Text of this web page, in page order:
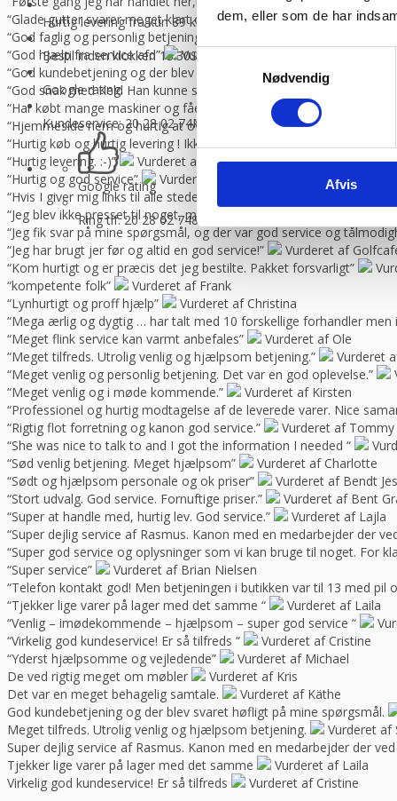
dem, eller som de har
Samtykkevalg
Nødvendig
Afvis
Hurtig levering fra kun 89 kr.
Vi sender med GLS og Danske
Bestil inden klokken 13.30Så sender vi lagervarer samme dag
Google rating:
Kundeservice: 20 28 02 74Man-torsdag 08:30 – 16.00, fredag
Google rating
Ring tlf. 20 28 02 748-16.30 (fre 8-13.30)
“Glade gutter svarer meget klart og for gjort det arb, de lover med
“God faglig og personlig betjening.”
“God hjælp fra service afd”
Vurderet af Benny
“God kundebetjening og der blev svaret høfligt på mine spørgsmål.”
“God snak med Keld Han kunne svare på hvad jeg havde spørgsmål
“Har købt mange maskiner og fået god hjælp når der har været
“Hjemmeside nem og hurtig at overskue samt hurtig betjening”
“Hurtig køb og hurtig levering ! Ikke så meget pjat “
“Hurtig levering. :-)”
Vurderet af Birgitte Andersen
“Hurtig og god service”
Vurderet af Build consult Ivs
“Hvis I giver mig links til alle steder, hvor jeg kan rose jer til
“Jeg blev ikke presset til noget, men fik nogle seriøse svar på mine
“Jeg fik svar på mine spørgsmål, og der var god service og
“Jeg har brugt jer før og altid en god service!”
Vurderet af
“Kom hurtigt og er præcis det jeg bestilte. Pakket forsvarligt”
“kompetente folk”
Vurderet af Frank
“Lynhurtigt og proff hjælp”
Vurderet af Christina
“Mega ærlig og dygtig … har talt med 10 forskellige forhandler men
“Meget flink service kan varmt anbefales”
Vurderet af Ole
“Meget tilfreds. Utrolig venlig og hjælpsom betjening.”
Vurderet
“Meget venlig og personlig betjening. Det var en god oplevelse.”
“Meget venlig og i møde kommende.”
Vurderet af Kirsten
“Professionel og hurtig modtagelse af de leverede varer. Nice
“Rigtig flot forretning og kanon god service.”
Vurderet af
“She was nice to talk to and I got the information I needed “
“Sød venlig betjening. Meget hjælpsom”
Vurderet af Charlotte
“Sødt og hjælpsom personale og ok priser”
Vurderet af Bendt
“Stort udvalg. God service. Fornuftige priser.”
Vurderet af Bent
“Super at handle med, hurtig lev. God service.”
Vurderet af Lajla
“Super dejlig service af Rasmus. Kanon med en medarbejder der
“Super god service og oplysninger som vi kan bruge til noget. For
“Super service”
Vurderet af Brian Nielsen
“Telefon kontakt god! Men betjeningen i butikken var til 13 med
“Tjekker lige varer på lager med det samme “
Vurderet af Laila
“Venlig – imødekommende – hjælpsom – super god service “
“Virkelig god kundeservice! Er så tilfreds “
Vurderet af Cristine
“Yderst hjælpsomme og vejledende”
Vurderet af Michael
De ved rigtig meget om møbler
Vurderet af Kris
Det var en meget behagelig samtale.
Vurderet af Käthe
God kundebetjening og der blev svaret høfligt på mine spørgsmål.
Meget tilfreds. Utrolig venlig og hjælpsom betjening.
Vurderet af
Super dejlig service af Rasmus. Kanon med en medarbejder der
Tjekker lige varer på lager med det samme
Vurderet af Laila
Virkelig god kundeservice! Er så tilfreds
Vurderet af Cristine